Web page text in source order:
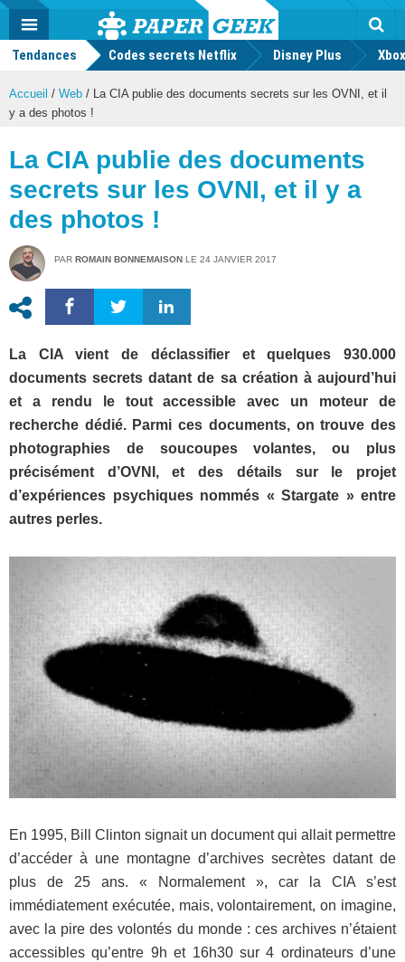
Actu
geek
MENU
Tendances Codes secrets Netflix Disney Plus
Accueil / Web / La CIA publie des documents secrets sur les OVNI, et il
y a des photos !
La CIA publie des documents
secrets sur les OVNI, et il y a
des photos !
PAR ROMAIN BONNEMAISON LE 24 JANVIER 2017
La CIA vient de déclassifier et quelques 930.000
documents secrets datant de sa création à aujourd’hui
et a rendu le tout accessible avec un moteur de
recherche dédié. Parmi ces documents, on trouve des
photographies de soucoupes volantes, ou plus
précisément d’OVNI, et des détails sur le projet
d’expériences psychiques nommés « Stargate » entre
autres perles.
En 1995, Bill Clinton signait un document qui allait permettre
d’accéder à une montagne d’archives secrètes datant de
plus de 25 ans. « Normalement », car la CIA s’est
immédiatement exécutée, mais, volontairement, on imagine,
avec la pire des volontés du monde : ces archives n’étaient
accessibles qu’entre 9h et 16h30 sur 4 ordinateurs d’une
Mode
FacebookTwitter Youtube